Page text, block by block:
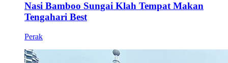
Nasi Bamboo Sungai Klah Tempat Makan
Tengahari Best
Perak